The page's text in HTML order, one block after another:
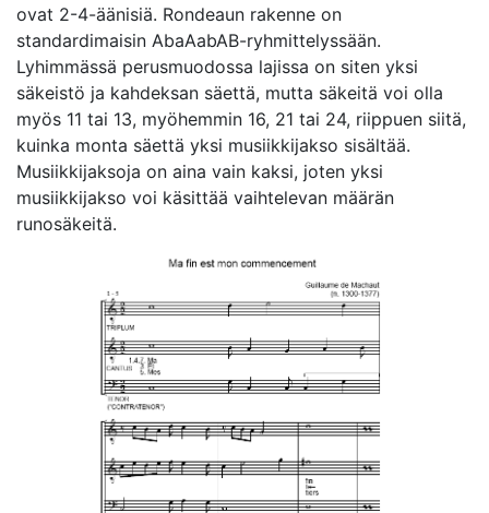
ovat 2-4-äänisiä. Rondeaun rakenne on
standardimaisin AbaAabAB-ryhmittelyssään.
Lyhimmässä perusmuodossa lajissa on siten yksi
säkeistö ja kahdeksan säettä, mutta säkeitä voi olla
myös 11 tai 13, myöhemmin 16, 21 tai 24, riippuen siitä,
kuinka monta säettä yksi musiikkijakso sisältää.
Musiikkijaksoja on aina vain kaksi, joten yksi
musiikkijakso voi käsittää vaihtelevan määrän
runosäkeitä.